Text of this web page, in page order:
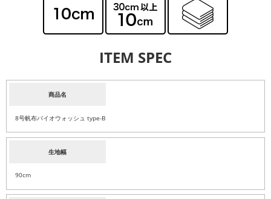
ITEM SPEC
商品名
8号帆布バイオウォッシュ type-B
生地幅
90cm